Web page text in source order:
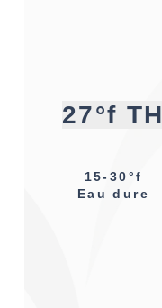
27°f TH
15-30°f
Eau dure